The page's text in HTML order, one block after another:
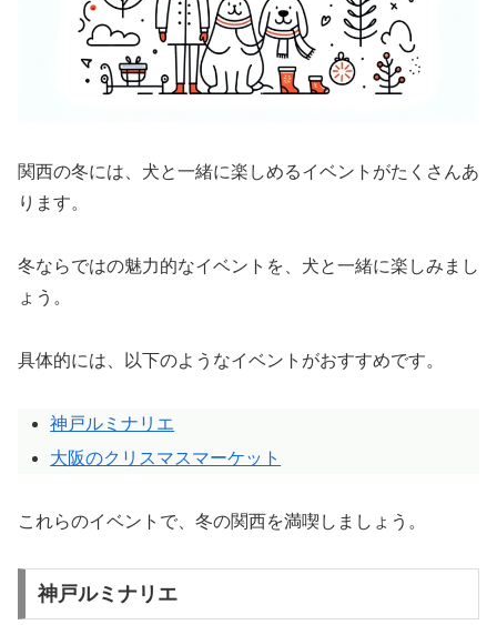
関西の冬には、犬と一緒に楽しめるイベントがたくさんあ
ります。
冬ならではの魅力的なイベントを、犬と一緒に楽しみまし
ょう。
具体的には、以下のようなイベントがおすすめです。
神戸ルミナリエ
大阪のクリスマスマーケット
これらのイベントで、冬の関西を満喫しましょう。
神戸ルミナリエ